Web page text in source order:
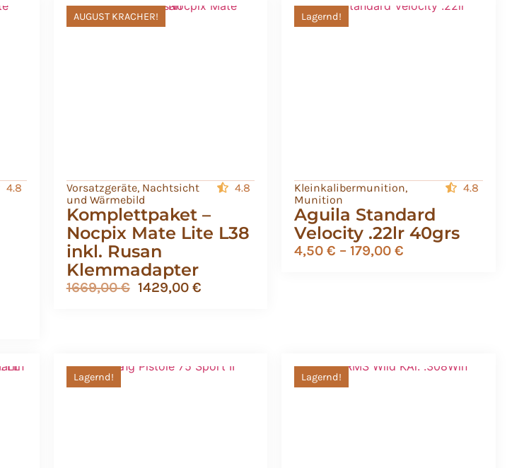
4.8
Komplettpaket –
Nocpix Mate Lite L38
inkl. Rusan
Klemmadapter
Vorsatzgeräte, Nachtsicht
und Wärmebild
4.8
AUGUST KRACHER!
1669,00€ 1429,00 €
Aguila Standard
Velocity .22lr 40grs
Kleinkalibermunition,
Munition
4.8
Lagernd!
4,50€ –179,00€
Lagernd! Lagernd!